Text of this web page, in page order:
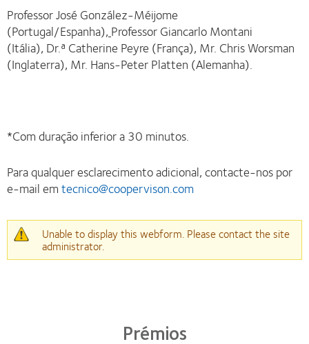
Professor José González-Méijome
(Portugal/Espanha), Professor Giancarlo Montani
(Itália), Dr.ª Catherine Peyre (França), Mr. Chris Worsman
(Inglaterra), Mr. Hans-Peter Platten (Alemanha).
*Com duração inferior a 30 minutos.
Para qualquer esclarecimento adicional, contacte-nos por
e-mail emtecnico@coopervison.com
Mensagem
de
Unable to display this webform. Please contact the site
administrator.
Prémios